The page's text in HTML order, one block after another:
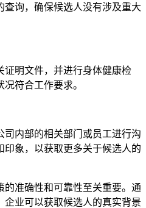
询，确保候选人没有涉及重大
证明文件，并进行身体健康检
符合工作要求。
内部的相关部门或员工进行沟
象，以获取更多关于候选人的
的准确性和可靠性至关重要。通
业可以获取候选人的真实背景